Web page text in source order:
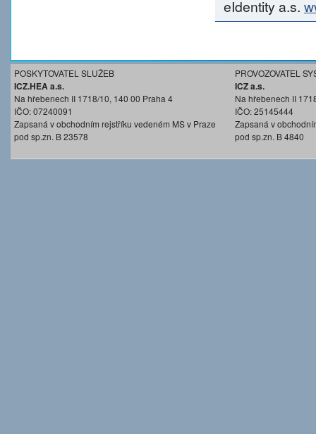
eIdentity a.s.
POSKYTOVATEL SLUŽEB
ICZ.HEA a.s.
Na hřebenech II 1718/10, 140 00 Praha 4
IČO: 07240091
Zapsaná v obchodním rejstříku vedeném MS v Praze
pod sp.zn. B 23578
PROVOZOVATEL
ICZ a.s.
Na hřebenech II
IČO: 25145444
Zapsaná v
pod sp.zn. B 4840